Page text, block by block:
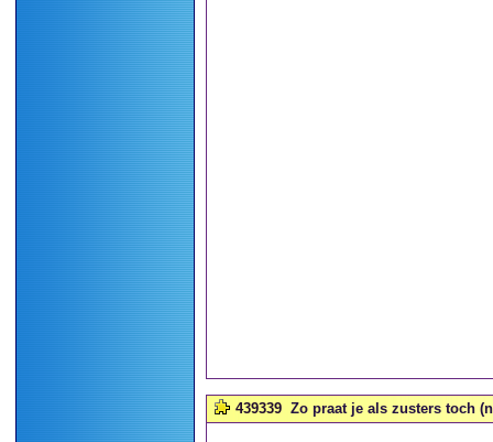
439339 Zo praat je als zusters toch